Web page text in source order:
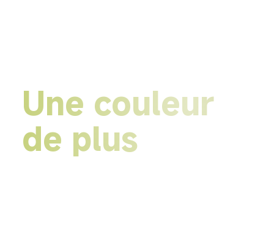
Une couleur
de plus